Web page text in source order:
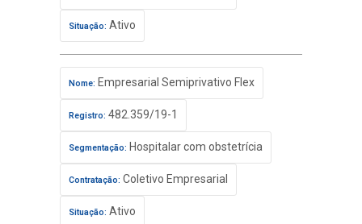
Situação: Ativo
Nome: Empresarial Semiprivativo Flex
Registro: 482.359/19-1
Segmentação: Hospitalar com obstetrícia
Contratação: Coletivo Empresarial
Situação: Ativo